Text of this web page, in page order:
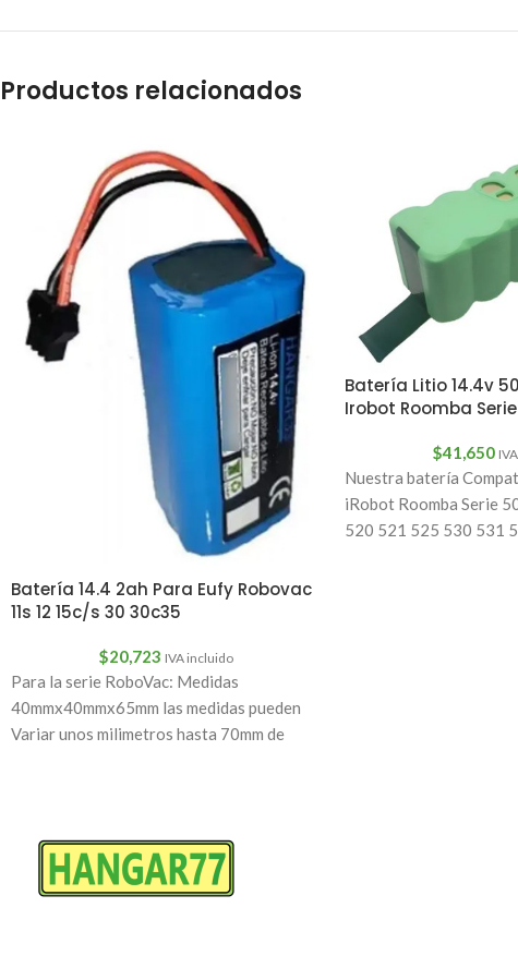
Productos relacionados
Batería 14.4 2ah Para Eufy Robovac
11s 12 15c/s 30 30c35
$20,723 IVA incluido
Para la serie RoboVac: Medidas
40mmx40mmx65mm las medidas pueden
Variar unos milimetros hasta 70mm de
Batería Litio 14.4v
Irobot Roomba
$41,650
Nuestra batería
iRobot Roomba Serie
520 521 525 530 531